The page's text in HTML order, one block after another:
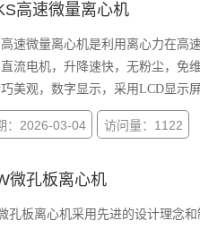
高速微量离心机
速微量离心机是利用离心力在高
流电机，升降速快，无粉尘，免
美观，数字显示，采用LCD显示
：2026-03-04 访问量：1122
微孔板离心机
孔板离心机采用先进的设计理念